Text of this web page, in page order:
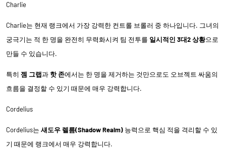
Charlie
Charlie는 현재 랭크에서 가장 강력한 컨트롤 브롤러 중 하나입니다. 그녀의
궁극기는 적 한 명을 완전히 무력화시켜 팀 전투를 일시적인 3대2 상황으로
만들 수 있습니다.
특히 젬 그랩과 핫 존에서는 한 명을 제거하는 것만으로도 오브젝트 싸움의
흐름을 결정할 수 있기 때문에 매우 강력합니다.
Cordelius
Cordelius는 섀도우 렐름(Shadow Realm) 능력으로 핵심 적을 격리할 수 있
기 때문에 랭크에서 매우 강력합니다.